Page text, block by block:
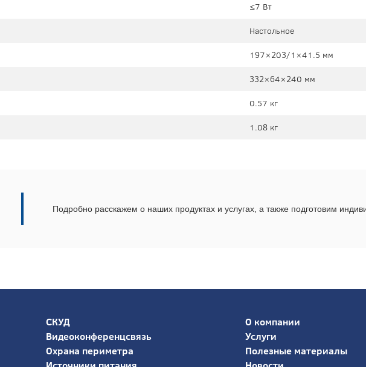
≤7 Вт
Настольное
197×203/1×41.5 мм
332×64×240 мм
0.57 кг
1.08 кг
Подробно расскажем о наших продуктах и услугах, а также подготовим
СКУД
Видеоконференцсвязь
Охрана периметра
О компании
Услуги
Полезные материалы